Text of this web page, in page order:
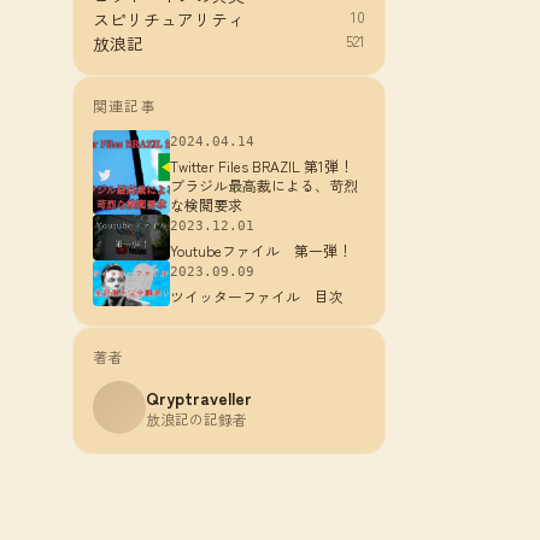
スピリチュアリティ 10
放浪記 521
関連記事
2024.04.14
Twitter Files BRAZIL 第1弾！
ブラジル最高裁による、苛烈
な検閲要求
2023.12.01
Youtubeファイル 第一弾！
2023.09.09
ツイッターファイル 目次
著者
Qryptraveller
放浪記の記録者